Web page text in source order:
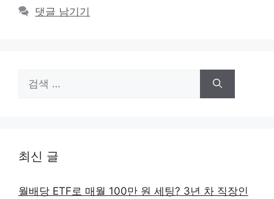
댓글 남기기
색:
최신 글
월배당 ETF로 매월 100만 원 세팅? 3년 차 직장인